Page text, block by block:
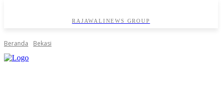
RAJAWALINEWS GROUP
Beranda Bekasi